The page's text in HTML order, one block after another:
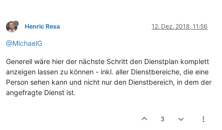
Henric Resa 12. Dez. 2018, 11:56
@MichaelG
Generell wäre hier der nächste Schritt den Dienstplan komplett
anzeigen lassen zu können - inkl. aller Dienstbereiche, die eine
Person sehen kann und nicht nur den Dienstbereich, in dem der
angefragte Dienst ist.
3